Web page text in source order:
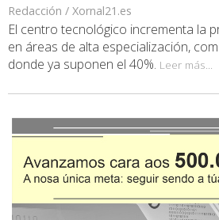
Redacción / Xornal21.es
El centro tecnológico incrementa la
en áreas de alta especialización,
donde ya suponen el 40%. Leer más...